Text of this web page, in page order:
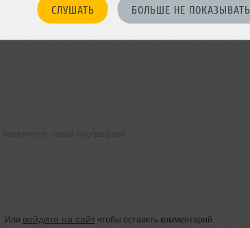
СЛУШАТЬ БОЛЬШЕ НЕ ПОКАЗЫВАТЬ
Или войдите на сайтчтобы оставить комментарий